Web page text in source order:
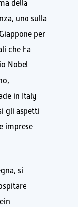
della
uno sulla
per
che ha
Nobel
in Italy
gli aspetti
imprese
si